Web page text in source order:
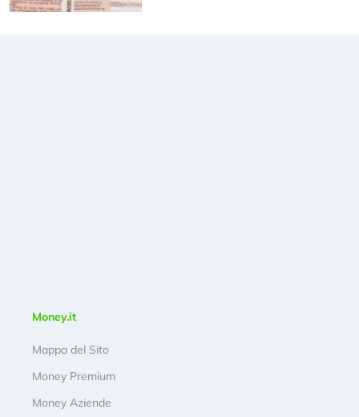
Money.it
Mappa del Sito
Money Premium
Money Aziende